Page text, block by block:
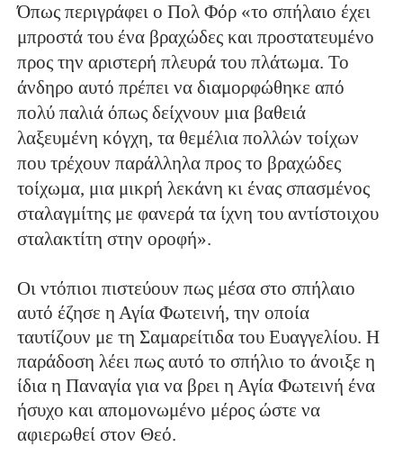
Όπως περιγράφει ο Πολ Φόρ «το σπήλαιο έχει
μπροστά του ένα βραχώδες και προστατευμένο
προς την αριστερή πλευρά του πλάτωμα. Το
άνδηρο αυτό πρέπει να διαμορφώθηκε από
πολύ παλιά όπως δείχνουν μια βαθειά
λαξευμένη κόγχη, τα θεμέλια πολλών τοίχων
που τρέχουν παράλληλα προς το βραχώδες
τοίχωμα, μια μικρή λεκάνη κι ένας σπασμένος
σταλαγμίτης με φανερά τα ίχνη του αντίστοιχου
σταλακτίτη στην οροφή».
Οι ντόπιοι πιστεύουν πως μέσα στο σπήλαιο
αυτό έζησε η Αγία Φωτεινή, την οποία
ταυτίζουν με τη Σαμαρείτιδα του Ευαγγελίου. Η
παράδοση λέει πως αυτό το σπήλιο το άνοιξε η
ίδια η Παναγία για να βρει η Αγία Φωτεινή ένα
ήσυχο και απομονωμένο μέρος ώστε να
αφιερωθεί στον Θεό.